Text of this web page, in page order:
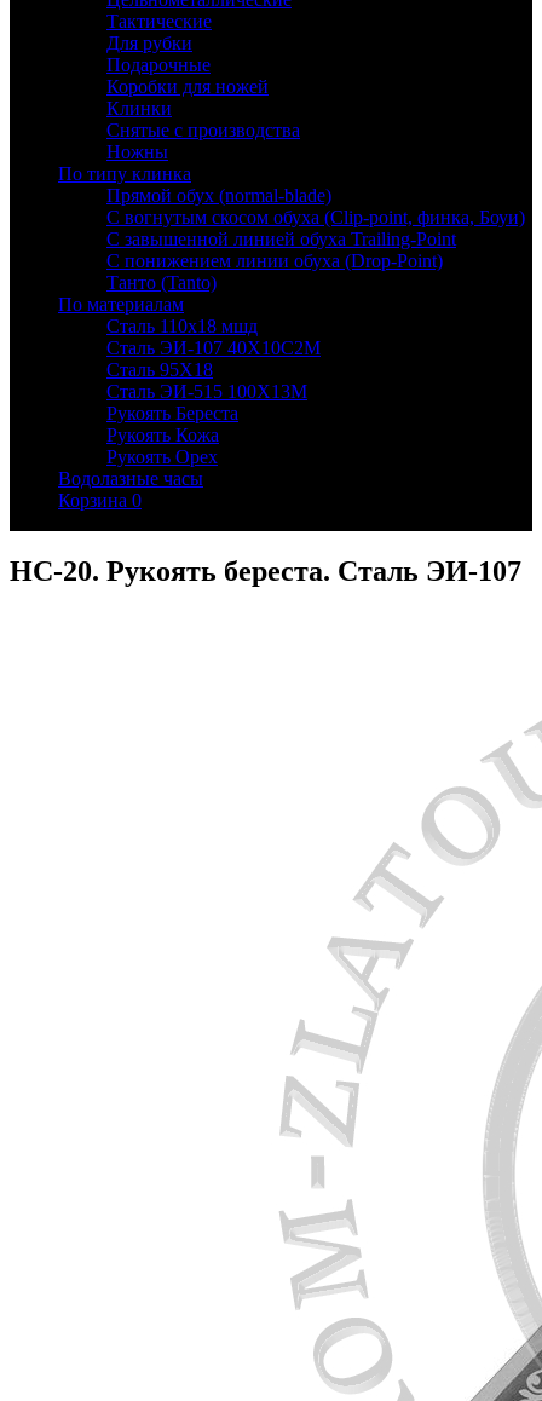
Тактические
Для рубки
Подарочные
Коробки для ножей
Клинки
Снятые с производства
Ножны
По типу клинка
Прямой обух (normal-blade)
С вогнутым скосом обуха (Clip-point, финка, Боуи)
С завышенной линией обуха Trailing-Point
С понижением линии обуха (Drop-Point)
Танто (Tanto)
По материалам
Сталь 110х18 мшд
Сталь ЭИ-107 40Х10С2М
Сталь 95Х18
Сталь ЭИ-515 100Х13М
Рукоять Береста
Рукоять Кожа
Рукоять Орех
Водолазные часы
Корзина 0
НС-20. Рукоять береста. Сталь ЭИ-107